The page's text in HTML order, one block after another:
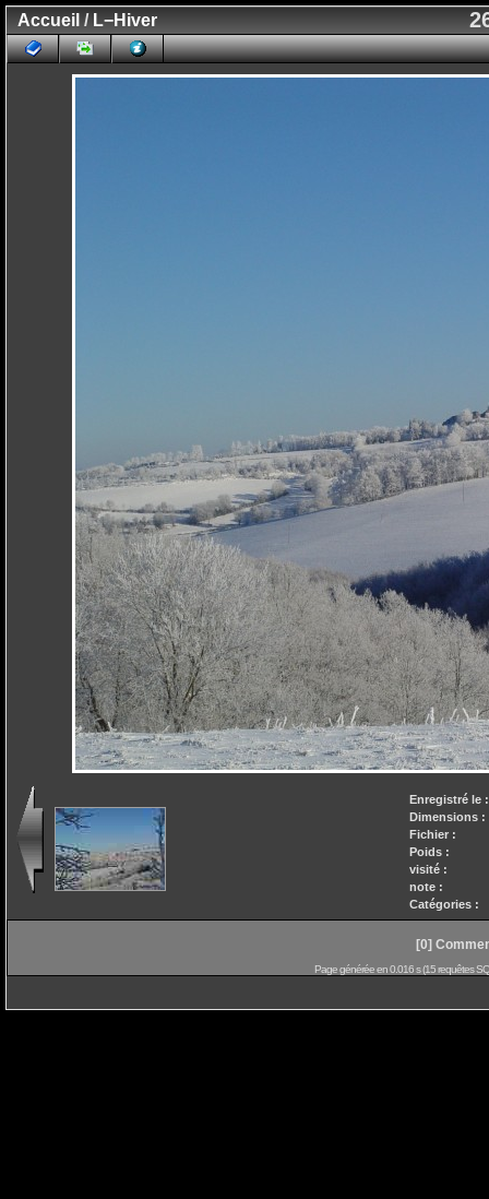
Accueil / L−Hiver
Enregistré le :
Dimensions :
Fichier :
Poids :
visité :
note :
Catégories :
[0]
Page générée en 0.016 s (15 requêtes